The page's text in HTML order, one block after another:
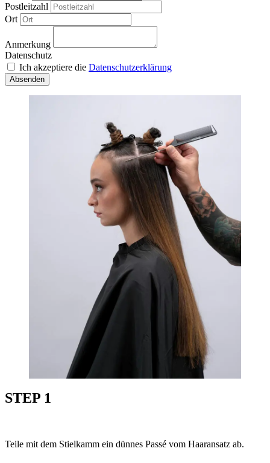
Postleitzahl
Ort
Anmerkung
Datenschutz
Ich akzeptiere die Datenschutzerklärung
Absenden
STEP 1
Teile mit dem Stielkamm ein dünnes Passé vom Haaransatz ab.